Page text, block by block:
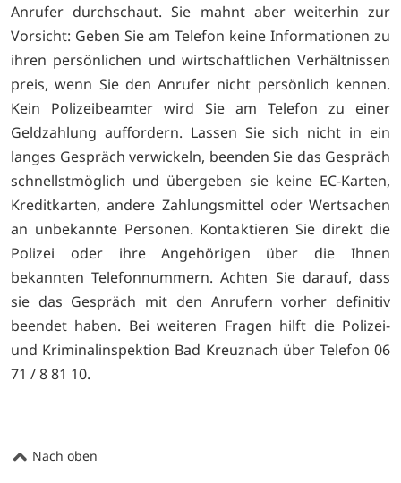
Anrufer durchschaut. Sie mahnt aber weiterhin zur
Vorsicht: Geben Sie am Telefon keine Informationen zu
ihren persönlichen und wirtschaftlichen Verhältnissen
preis, wenn Sie den Anrufer nicht persönlich kennen.
Kein Polizeibeamter wird Sie am Telefon zu einer
Geldzahlung auffordern. Lassen Sie sich nicht in ein
langes Gespräch verwickeln, beenden Sie das Gespräch
schnellstmöglich und übergeben sie keine EC-Karten,
Kreditkarten, andere Zahlungsmittel oder Wertsachen
an unbekannte Personen. Kontaktieren Sie direkt die
Polizei oder ihre Angehörigen über die Ihnen
bekannten Telefonnummern. Achten Sie darauf, dass
sie das Gespräch mit den Anrufern vorher definitiv
beendet haben. Bei weiteren Fragen hilft die Polizei-
und Kriminalinspektion Bad Kreuznach über Telefon 06
71 / 8 81 10.
Nach oben